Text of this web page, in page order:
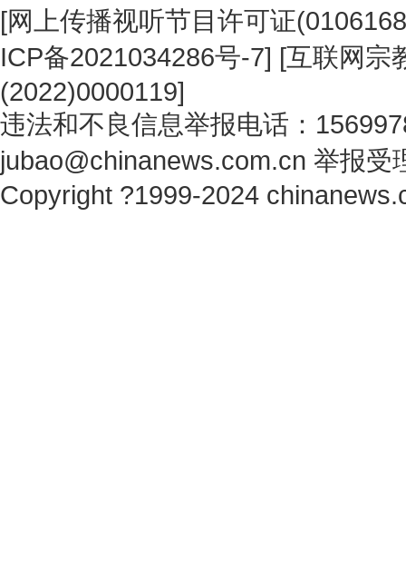
[网上传播视听节目许可证
ICP备2021034286号-7] [互联网宗
(2022)0000119]
违法和不良信息举报电话：
jubao@chinanews.com.cn 举报受
Copyright ?1999-2024